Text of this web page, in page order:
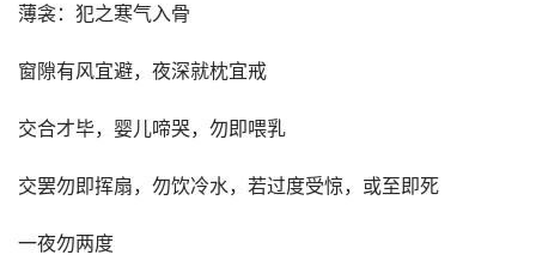
薄衾：犯之寒气入骨
窗隙有风宜避，夜深就枕宜戒
交合才毕，婴儿啼哭，勿即喂乳
交罢勿即挥扇，勿饮冷水，若过度受惊，或至即死
一夜勿两度